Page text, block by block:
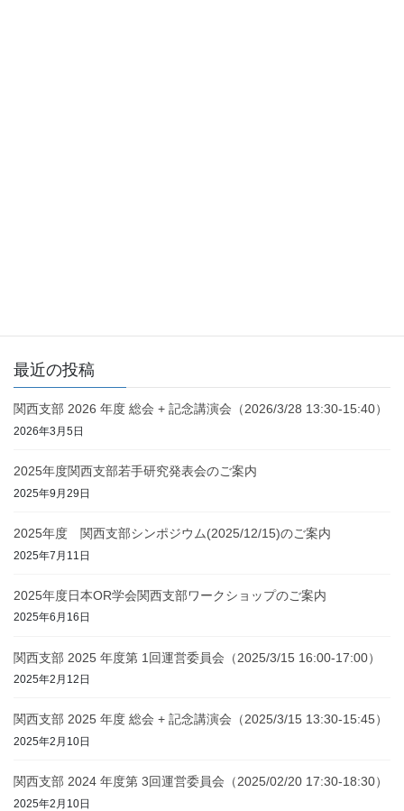
最近の投稿
関西支部 2026 年度 総会 + 記念講演会（2026/3/28 13:30-15:40）
2026年3月5日
2025年度関西支部若手研究発表会のご案内
2025年9月29日
2025年度 関西支部シンポジウム(2025/12/15)のご案内
2025年7月11日
2025年度日本OR学会関西支部ワークショップのご案内
2025年6月16日
関西支部 2025 年度第 1回運営委員会（2025/3/15 16:00-17:00）
2025年2月12日
関西支部 2025 年度 総会 + 記念講演会（2025/3/15 13:30-15:45）
2025年2月10日
関西支部 2024 年度第 3回運営委員会（2025/02/20 17:30-18:30）
2025年2月10日